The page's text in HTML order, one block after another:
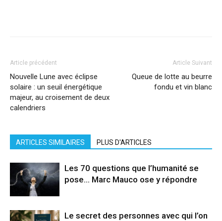
Article précédent
Nouvelle Lune avec éclipse
solaire : un seuil énergétique
majeur, au croisement de deux
calendriers
Article Suivant
Queue de lotte au beurre
fondu et vin blanc
ARTICLES SIMILAIRES PLUS D'ARTICLES
Les 70 questions que l’humanité se
pose… Marc Mauco ose y répondre
Le secret des personnes avec qui l’on